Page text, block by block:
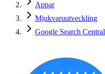
Appar
Mjukvaruutveckling
Google Search Central